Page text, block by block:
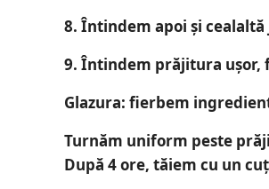
8. Întindem apoi și
9. Întindem prăjitura ușor,
Glazura: fierbem
Turnăm uniform peste
După 4 ore, tăiem cu un